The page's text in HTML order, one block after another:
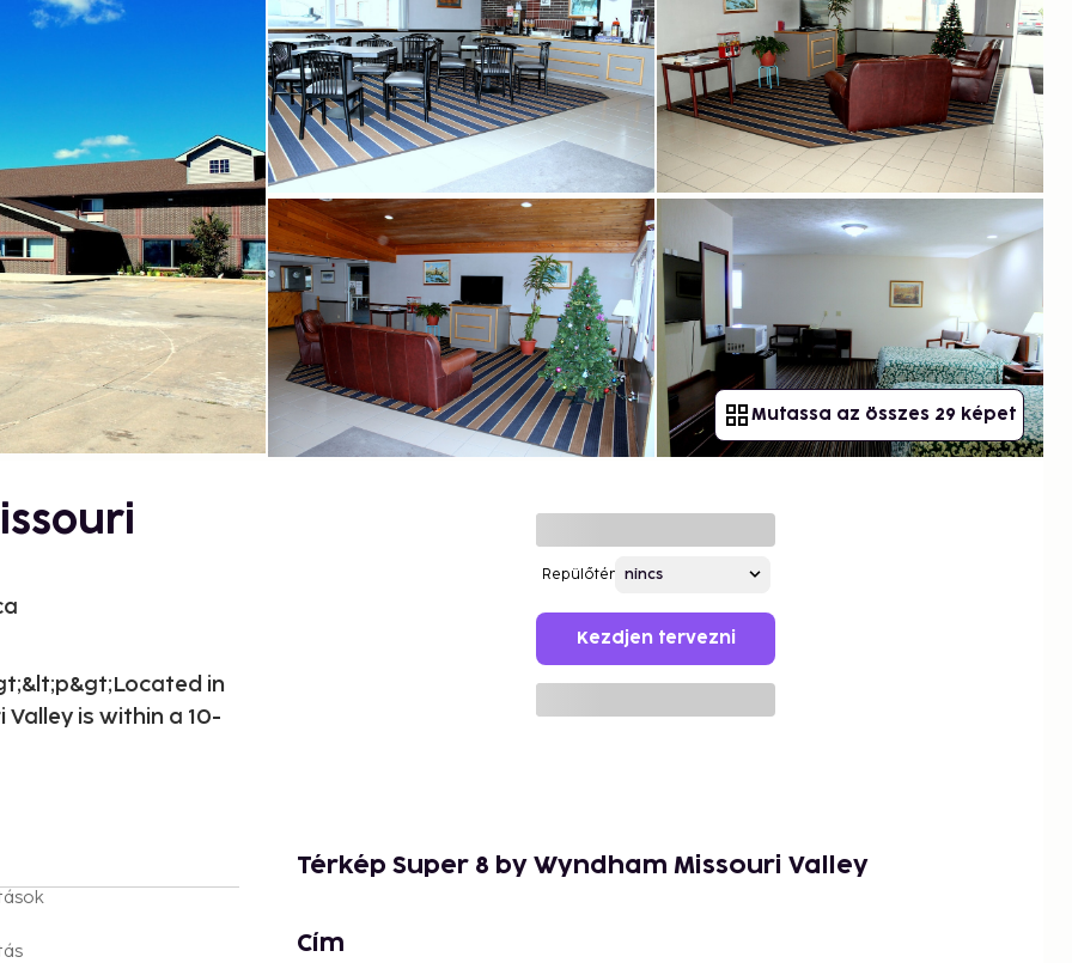
Mutassa az összes 29 képet
in
Valley is within a 10-
Repülőtér
Kezdjen tervezni
Térkép Super 8 by Wyndham Missouri Valley
Cím